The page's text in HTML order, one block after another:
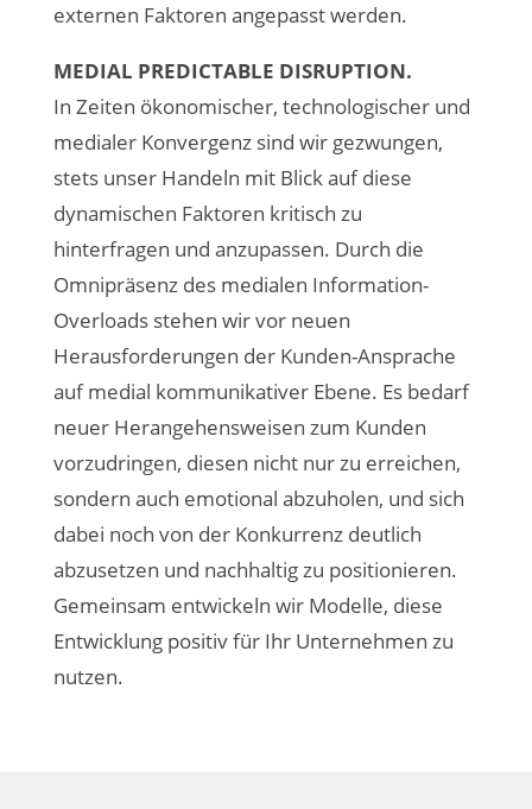
externen Faktoren angepasst werden.
MEDIAL PREDICTABLE DISRUPTION.
In Zeiten ökonomischer, technologischer und
medialer Konvergenz sind wir gezwungen,
stets unser Handeln mit Blick auf diese
dynamischen Faktoren kritisch zu
hinterfragen und anzupassen. Durch die
Omnipräsenz des medialen Information-
Overloads stehen wir vor neuen
Herausforderungen der Kunden-Ansprache
auf medial kommunikativer Ebene. Es bedarf
neuer Herangehensweisen zum Kunden
vorzudringen, diesen nicht nur zu erreichen,
sondern auch emotional abzuholen, und sich
dabei noch von der Konkurrenz deutlich
abzusetzen und nachhaltig zu positionieren.
Gemeinsam entwickeln wir Modelle, diese
Entwicklung positiv für Ihr Unternehmen zu
nutzen.